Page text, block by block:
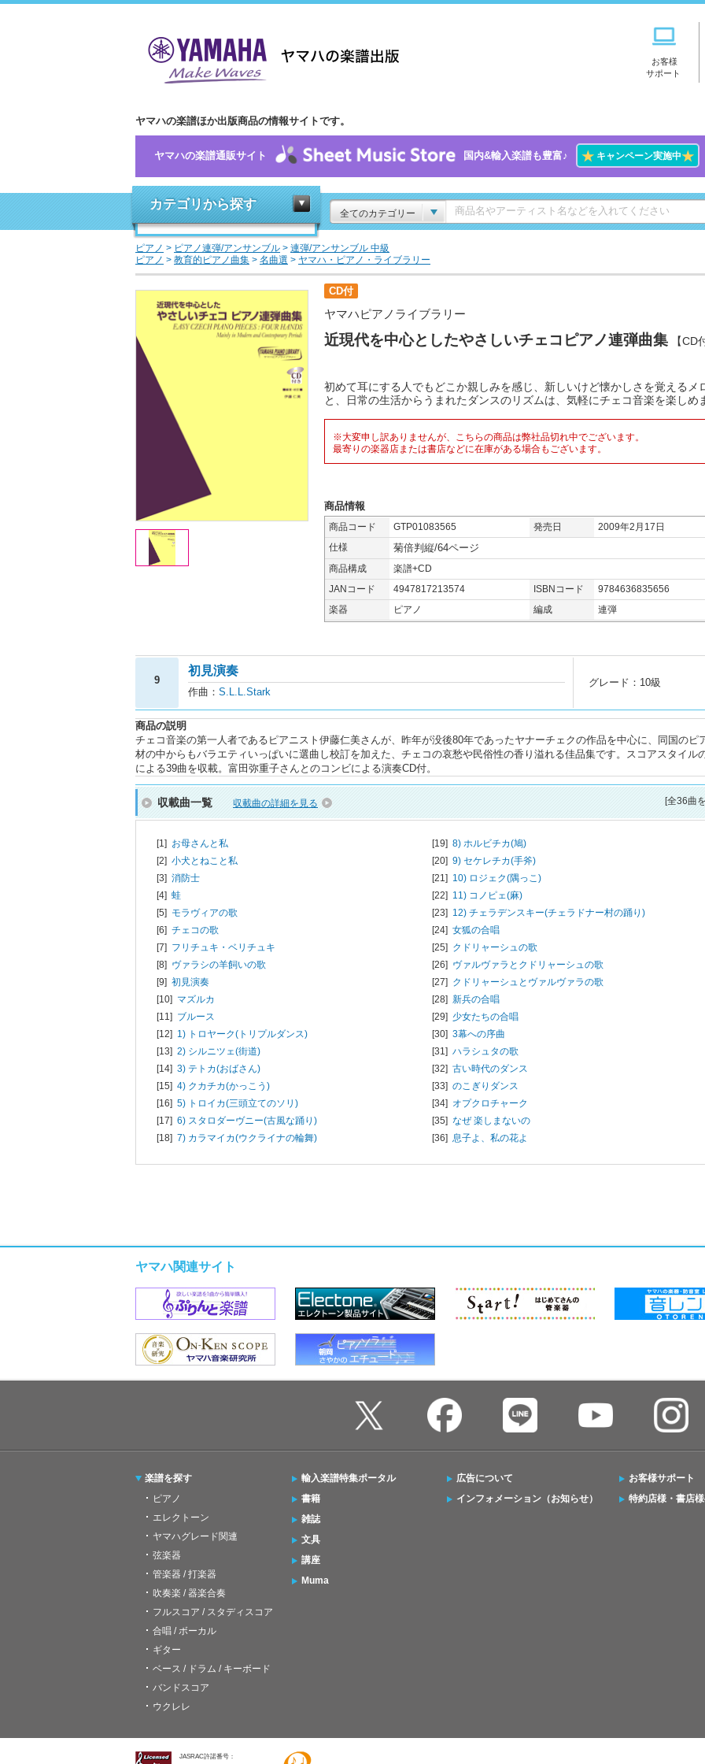
お客様
サポート
ヤマハの楽譜ほか出版商品の情報サイトです。
ヤマハの楽譜通販サイト 国内&輸入楽譜も豊富♪ ★キャンペーン実施中★
カテゴリから探す
全てのカテゴリー
ピアノ > ピアノ連弾/アンサンブル > 連弾/アンサンブル 中級
ピアノ > 教育的ピアノ曲集 > 名曲選 > ヤマハ・ピアノ・ライブラリー
CD付
ヤマハピアノライブラリー
近現代を中心としたやさしいチェコピアノ連弾曲集 【CD
初めて耳にする人でもどこか親しみを感じ、新しいけど懐かしさを覚えるメ
と、日常の生活からうまれたダンスのリズムは、気軽にチェコ音楽を楽しめ
※大変申し訳ありませんが、こちらの商品は弊社品切れ中でございます。
最寄りの楽器店または書店などに在庫がある場合もございます。
商品情報
商品コード GTP01083565 発売日
2009年2月17日
仕様
菊倍判縦/64ページ
商品構成
楽譜+CD
JANコード
4947817213574 ISBNコード
9784636835656
楽器
ピアノ 編成 連弾
9
初見演奏
作曲： S.L.L.Stark
グレード：10級
商品の説明
チェコ音楽の第一人者であるピアニスト伊藤仁美さんが、昨年が没後80年であったヤナーチェクの作品を中心に、同国のピ
材の中からもバラエティいっぱいに選曲し校訂を加えた、チェコの哀愁や民俗性の香り溢れる佳品集です。スコアスタイル
による39曲を収載。富田弥重子さんとのコンビによる演奏CD付。
収載曲一覧 収載曲の詳細を見る [全36曲
[1] お母さんと私
[2] 小犬とねこと私
[3] 消防士
[4] 蛙
[5] モラヴィアの歌
[6] チェコの歌
[7] フリチュキ・ベリチュキ
[8] ヴァラシの羊飼いの歌
[9] 初見演奏
[10] マズルカ
[11] ブルース
[12] 1) トロヤーク(トリプルダンス)
[13] 2) シルニツェ(街道)
[14] 3) テトカ(おばさん)
[15] 4) クカチカ(かっこう)
[16] 5) トロイカ(三頭立てのソリ)
[17] 6) スタロダーヴニー(古風な踊り)
[18] 7) カラマイカ(ウクライナの輪舞)
[19] 8) ホルビチカ(鳩)
[20] 9) セケレチカ(手斧)
[21] 10) ロジェク(隅っこ)
[22] 11) コノピェ(麻)
[23] 12) チェラデンスキー(チェラドナー村の踊り)
[24] 女狐の合唱
[25] クドリャーシュの歌
[26] ヴァルヴァラとクドリャーシュの歌
[27] クドリャーシュとヴァルヴァラの歌
[28] 新兵の合唱
[29] 少女たちの合唱
[30] 3幕への序曲
[31] ハラシュタの歌
[32] 古い時代のダンス
[33] のこぎりダンス
[34] オプクロチャーク
[35] なぜ 楽しまないの
[36] 息子よ、私の花よ
ヤマハ関連サイト
楽譜を探す
ピアノ
エレクトーン
ヤマハグレード関連
弦楽器
管楽器 / 打楽器
吹奏楽 / 器楽合奏
フルスコア / スタディスコア
合唱 / ボーカル
ギター
ベース / ドラム / キーボード
バンドスコア
ウクレレ
輸入楽譜特集ポータル
書籍
雑誌
文具
講座
Muma
広告について
インフォメーション（お知らせ）
お客様サポート
特約店様・書店
JASRAC許諾番号：